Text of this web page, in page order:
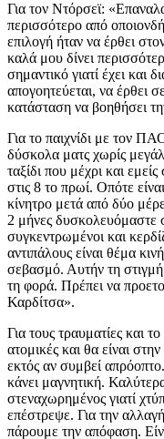
Για τον Ντόρσεϊ:
περισσότερο από
επιλογή ήταν να έρθει
καλά μου δίνει
σημαντικό γιατί έχει και
απογοητεύεται, να έρθει
κατάσταση να βοηθήσει
Για το παιχνίδι με τον
δύσκολα ματς χωρίς
ταξίδι που μέχρι και
στις 8 το πρωί. Οπότε
κίνητρο μετά από δύο
2 μήνες δυσκολευόμαστε
συγκεντρωμένοι και
αντιπάλους είναι θέμα
σεβασμό. Αυτήν τη
τη φορά. Πρέπει να
Καρδίτσα».
Για τους τραυματίες και
ατομικές και θα είναι
εκτός αν συμβεί
κάνει μαγνητική.
στεναχωρημένος γιατί
επέστρεψε. Για την
πάρουμε την απόφαση.